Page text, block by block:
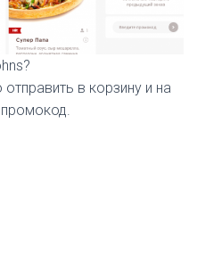
в корзину и на